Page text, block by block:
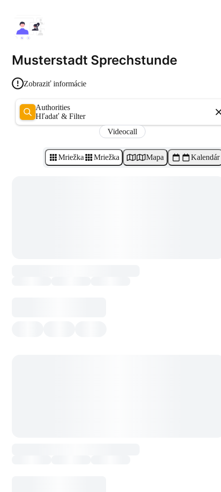
Musterstadt Sprechstunde
Zobraziť informácie
Authorities
Hľadať & Filter
Videocall
Mriežka Mriežka Mapa Kalendár